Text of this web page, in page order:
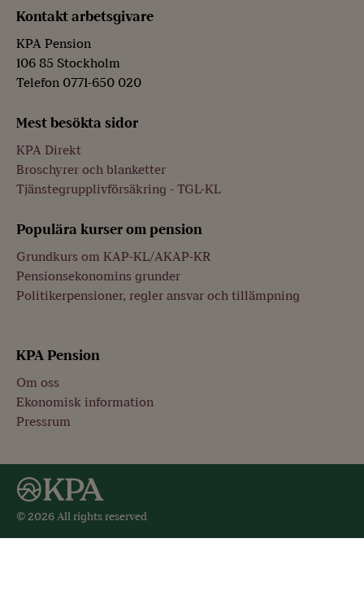
Kontakt arbetsgivare
KPA Pension
106 85 Stockholm
Telefon 0771-650 020
Mest besökta sidor
KPA Direkt
Broschyrer och blanketter
Tjänstegrupplivförsäkring - TGL-KL
Populära kurser om pension
Grundkurs om KAP-KL/AKAP-KR
Pensionsekonomins grunder
Politikerpensioner, regler ansvar och tillämpning
KPA Pension
Om oss
Ekonomisk information
Pressrum
© 2026 All rights reserved